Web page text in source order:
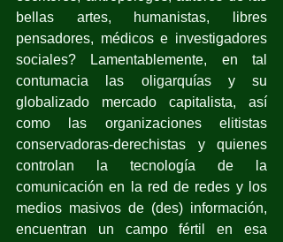
bellas artes, humanistas, libres
pensadores, médicos e investigadores
sociales? Lamentablemente, en tal
contumacia las oligarquías y su
globalizado mercado capitalista, así
como las organizaciones elitistas
conservadoras-derechistas y quienes
controlan la tecnología de la
comunicación en la red de redes y los
medios masivos de (des) información,
encuentran un campo fértil en esa